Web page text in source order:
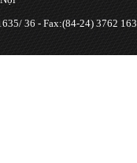
36 - Fax:(84-24) 3762